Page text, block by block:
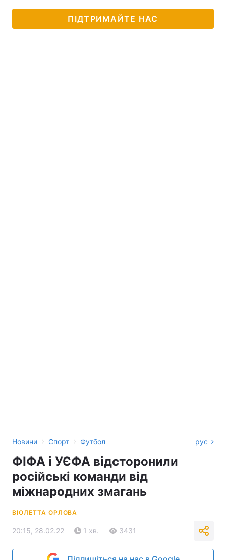
ПІДТРИМАЙТЕ НАС
Новини › Спорт › Футбол рус
ФІФА і УЄФА відсторонили
російські команди від
міжнародних змагань
ВІОЛЕТТА ОРЛОВА
20:15, 28.02.22 1 хв. 3431